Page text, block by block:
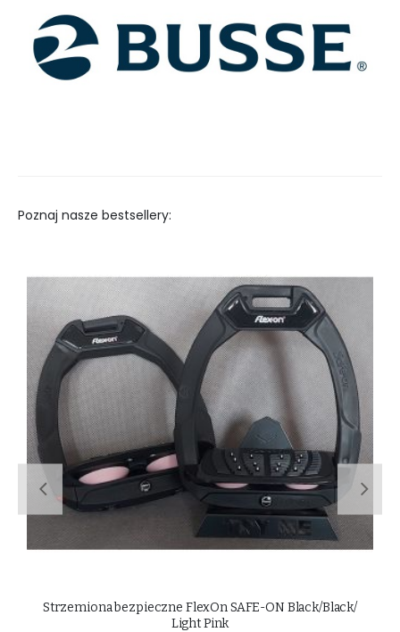
Poznaj nasze bestsellery:
Strzemiona FlexOn GREEN Composite Dark
Green/Grey/Grey